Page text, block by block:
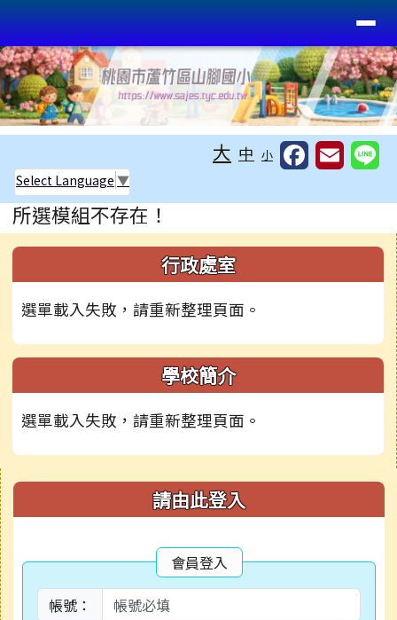
跳至主內容區
桃園市蘆竹區山腳國小
導覽列
大 中 小
Select Language ▼
主內容區域
所選模組不存在！
左邊區域內容 行政處室
選單載入失敗，請重新整理頁面。
學校簡介
選單載入失敗，請重新整理頁面。
右邊區域內容 請由此登入
會員登入
帳號：
頁尾區域